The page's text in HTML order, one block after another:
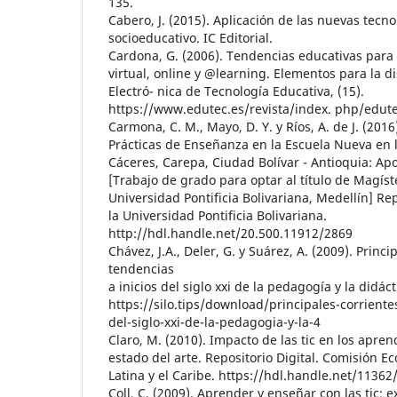
Cabero, J. (2015). Aplicación de las nuevas
socioeducativo. IC Editorial.
Cardona, G. (2006). Tendencias educativas
virtual, online y @learning. Elementos para la
Electró- nica de Tecnología Educativa, (15).
https://www.edutec.es/revista/index. php/
Carmona, C. M., Mayo, D. Y. y Ríos, A. de J.
Prácticas de Enseñanza en la Escuela Nueva
Cáceres, Carepa, Ciudad Bolívar - Antioquia:
[Trabajo de grado para optar al título de
Universidad Pontificia Bolivariana, Medellín]
la Universidad Pontificia Bolivariana.
http://hdl.handle.net/20.500.11912/2869
Chávez, J.A., Deler, G. y Suárez, A. (2009).
tendencias
a inicios del siglo xxi de la pedagogía y la
https://silo.tips/download/principales-
del-siglo-xxi-de-la-pedagogia-y-la-4
Claro, M. (2010). Impacto de las tic en los
estado del arte. Repositorio Digital. Comisión
Latina y el Caribe. https://hdl.handle.net/11362/
Coll, C. (2009). Aprender y enseñar con las tic: